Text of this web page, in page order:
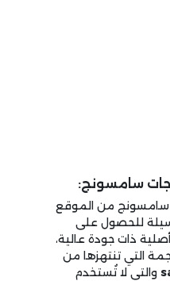
سامسونج:
سامسونج من الموقع
للحصول على
ذات جودة عالية،
التي تنتهزها من
والتي لا تُستخدم